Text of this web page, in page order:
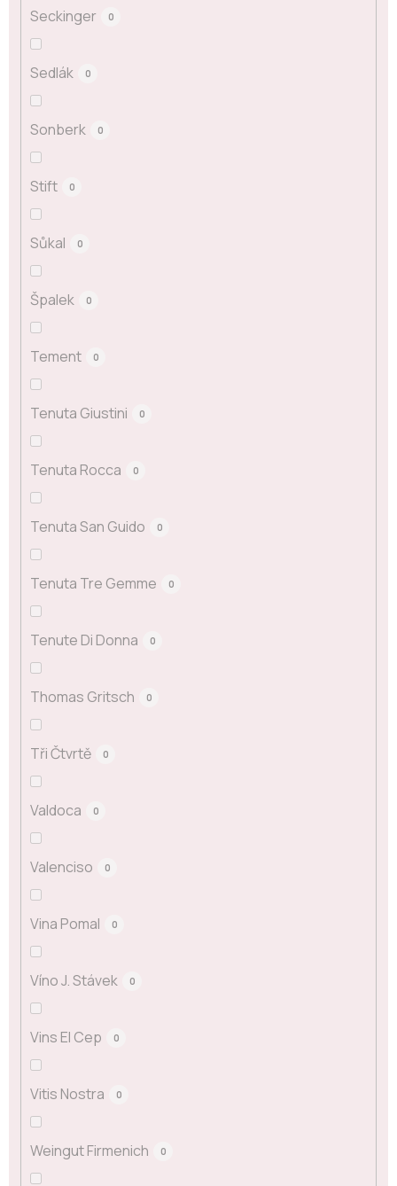
Seckinger 0
Sedlák 0
Sonberk 0
Stift 0
Sůkal 0
Špalek 0
Tement 0
Tenuta Giustini 0
Tenuta Rocca 0
Tenuta San Guido 0
Tenuta Tre Gemme 0
Tenute Di Donna 0
Thomas Gritsch 0
Tři Čtvrtě 0
Valdoca 0
Valenciso 0
Vina Pomal 0
Víno J. Stávek 0
Vins El Cep 0
Vitis Nostra 0
Weingut Firmenich 0